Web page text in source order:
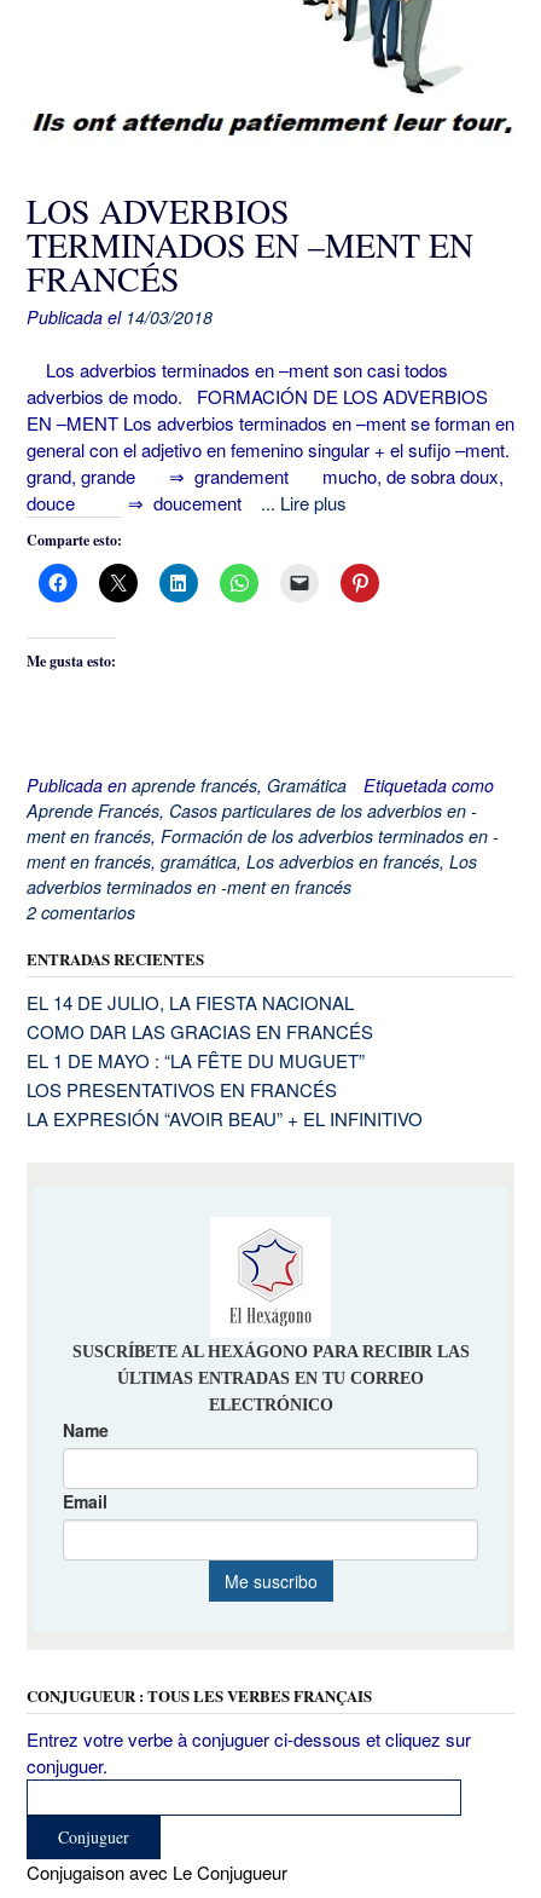
LOS ADVERBIOS
TERMINADOS EN –MENT EN
FRANCÉS
Publicada el 14/03/2018
Los adverbios terminados en –ment son casi todos
adverbios de modo. FORMACIÓN DE LOS ADVERBIOS
EN –MENT Los adverbios terminados en –ment se forman en
general con el adjetivo en femenino singular + el sufijo –ment.
grand, grande ⇒ grandement mucho, de sobra doux,
douce ⇒ doucement ... Lire plus
Comparte esto:
Me gusta esto:
Publicada en aprende francés, Gramática
Etiquetada como
Aprende Francés, Casos particulares de los adverbios en -
ment en francés, Formación de los adverbios terminados en -
ment en francés, gramática, Los adverbios en francés, Los
adverbios terminados en -ment en francés
2 comentarios
ENTRADAS RECIENTES
EL 14 DE JULIO, LA FIESTA NACIONAL
COMO DAR LAS GRACIAS EN FRANCÉS
EL 1 DE MAYO : “LA FÊTE DU MUGUET”
LOS PRESENTATIVOS EN FRANCÉS
LA EXPRESIÓN “AVOIR BEAU” + EL INFINITIVO
CONJUGUEUR : TOUS LES VERBES FRANÇAIS
Entrez votre verbe à conjuguer ci-dessous et cliquez sur
conjuguer.
Conjugaison avec Le Conjugueur